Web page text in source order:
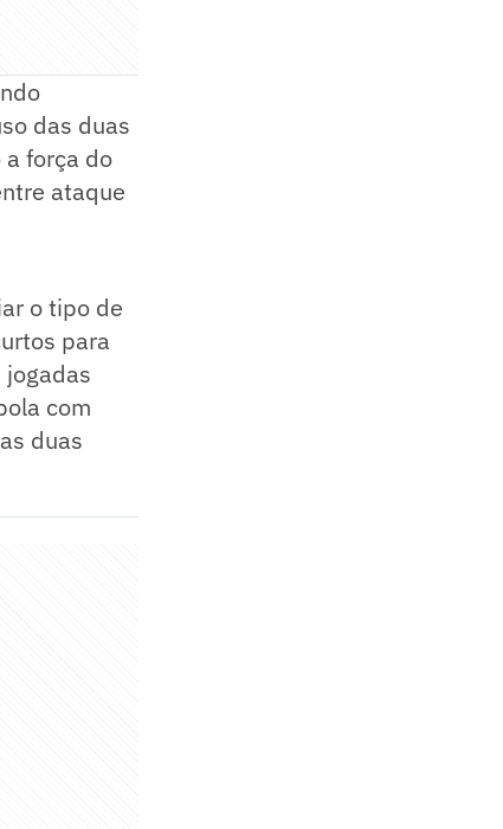
das duas
força do
ataque
o tipo de
para
com
duas